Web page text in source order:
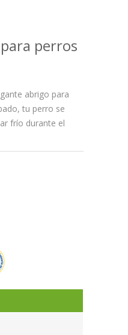
perros
abrigo para
tu perro se
frío durante el